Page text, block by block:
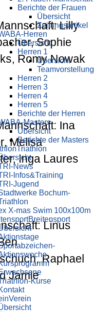
Berichte der Frauen
Übersicht
Zeitungsartikel
Herren
Übersicht
Herren 1
Übersicht
Teamvorstellung
Herren 2
Herren 3
Herren 4
Herren 5
Berichte der Herren
Masters
Übersicht
Berichte der Masters
Triathlon
News
Infos&Training
Jugend
Bochum-
X-mas Swim 100x100m
Breiten­sport
Kurse
Verein
Lilly
Sophie
Romy Nowak
Ina
Melisa
Inga Laures
Linus
Raphael
Jamie